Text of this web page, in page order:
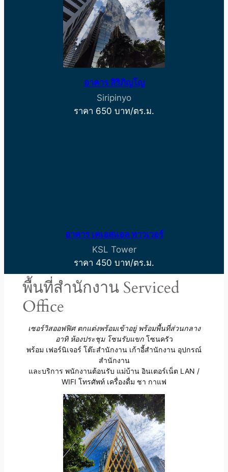
อาคาร สิริภิญโญ
Siripinyo
ราคา 650 บาท/ตร.ม.
อาคาร เคเอสแอล ทาวเวอร์
KSL Tower
ราคา 450 บาท/ตร.ม.
พื้นที่สำนักงาน Serviced
Office
เซอร์วิสออฟฟิศ ตกแต่งพร้อมเข้าอยู่ พร้อมพื้นที่ส่วนกลาง
อาทิ ห้องประชุม โซนรับแขกโซนครัว
พร้อม เฟอร์นิเจอร์ โต๊ะสำนักงาน เก้าอี้สำนักงาน อุปกรณ์
สำนักงาน
และบริการ พนักงานต้อนรับ แม่บ้าน อินเตอร์เน็ต LAN /
WIFI โทรศัพท์ เครื่องดื่ม ชา กาแฟ